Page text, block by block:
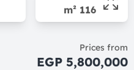
116 m²
Prices from
5,800,000 EGP